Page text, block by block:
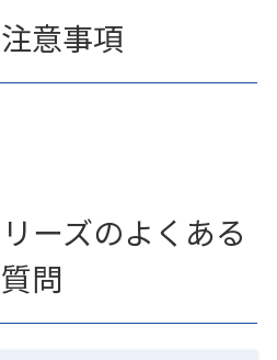
意事項
ーズのよくある
質問